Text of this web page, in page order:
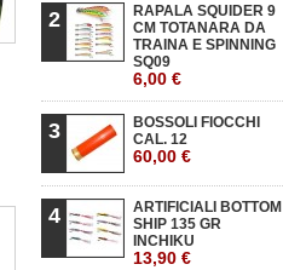
2
RAPALA SQUIDER 9
CM TOTANARA DA
TRAINA E SPINNING
SQ09
6,00 €
3
BOSSOLI FIOCCHI
CAL. 12
60,00 €
4
ARTIFICIALI BOTTOM
SHIP 135 GR
INCHIKU
13,90 €